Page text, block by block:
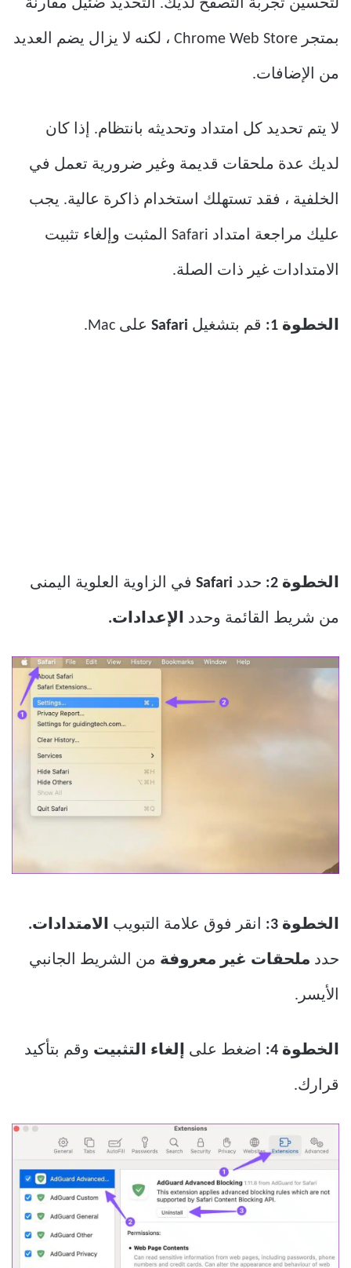
لتحسين تجربة التصفح لديك. التحديد ضئيل مقارنة
بمتجر Chrome Web Store ، لكنه لا يزال يضم العديد
من الإضافات.
لا يتم تحديد كل امتداد وتحديثه بانتظام. إذا كان
لديك عدة ملحقات قديمة وغير ضرورية تعمل في
الخلفية ، فقد تستهلك استخدام ذاكرة عالية. يجب
عليك مراجعة امتداد Safari المثبت وإلغاء تثبيت
الامتدادات غير ذات الصلة.
الخطوة 1: قم بتشغيل Safari على Mac.
الخطوة 2: حدد Safari في الزاوية العلوية اليمنى
من شريط القائمة وحدد الإعدادات.
الخطوة 3: انقر فوق علامة التبويب الامتدادات.
حدد ملحقات غير معروفة من الشريط الجانبي
الأيسر.
الخطوة 4: اضغط على إلغاء التثبيت وقم بتأكيد
قرارك.